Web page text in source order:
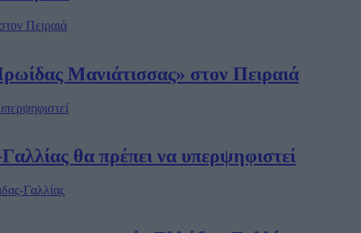
Μανιάτισσας» στον Πειραιά
θα πρέπει να υπερψηφιστεί